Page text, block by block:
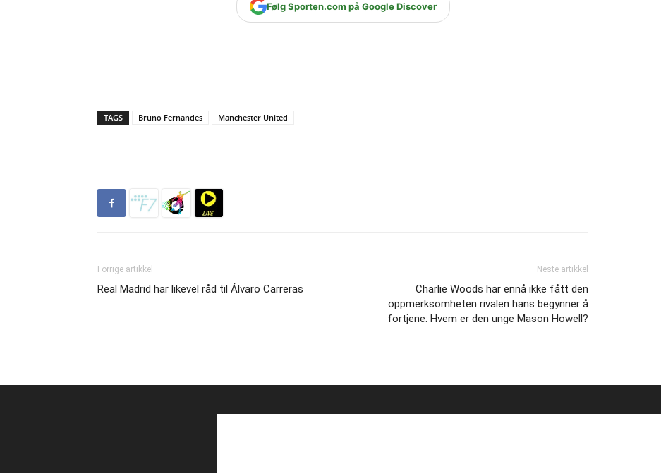
Følg Sporten.com på Google Discover
TAGS Bruno Fernandes Manchester United
Forrige artikkel
Real Madrid har likevel råd til Álvaro Carreras
Neste artikkel
Charlie Woods har ennå ikke fått den
oppmerksomheten rivalen hans begynner å
fortjene: Hvem er den unge Mason Howell?